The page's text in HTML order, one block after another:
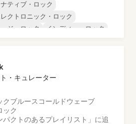
ティブ・ロック
クトロニック・ロック
ジ・ロック
インディー・ロック
・キュレーター
クブルース コールドウェーブ
ック
パクトのあるプレイリスト」に追